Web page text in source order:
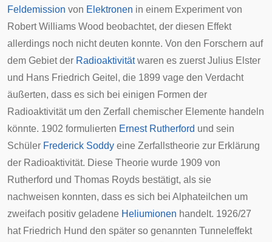
Feldemission von Elektronen in einem Experiment von
Robert Williams Wood beobachtet, der diesen Effekt
allerdings noch nicht deuten konnte. Von den Forschern auf
dem Gebiet der Radioaktivitätwaren es zuerstJulius Elster
und Hans Friedrich Geitel , die 1899 vage den Verdacht
äußerten, dass es sich bei einigen Formen der
Radioaktivität um den Zerfall chemischer Elemente handeln
könnte. 1902 formulierten Ernest Rutherford und sein
Schüler Frederick Soddy eine Zerfallstheorie zur Erklärung
der Radioaktivität. Diese Theorie wurde 1909 von
Rutherford und Thomas Royds bestätigt, als sie
nachweisen konnten, dass es sich bei Alphateilchen um
zweifach positiv geladene Heliumionen handelt. 1926/27
hat Friedrich Hund den später so genannten Tunneleffekt